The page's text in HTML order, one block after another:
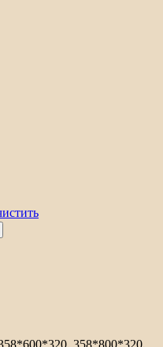
358*800*320,